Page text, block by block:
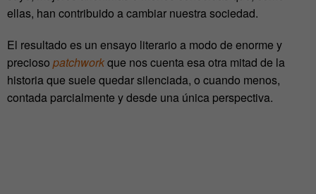
ellas, han contribuido a cambiar nuestra sociedad.
El resultado es un ensayo literario a modo de enorme y
precioso patchworkque nos cuenta esa otra mitad de la
historia que suele quedar silenciada, o cuando menos,
contada parcialmente y desde una única perspectiva.